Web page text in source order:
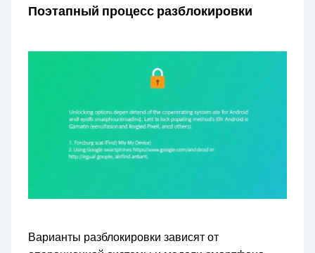
Поэтапный процесс разблокировки
Варианты разблокировки зависят от